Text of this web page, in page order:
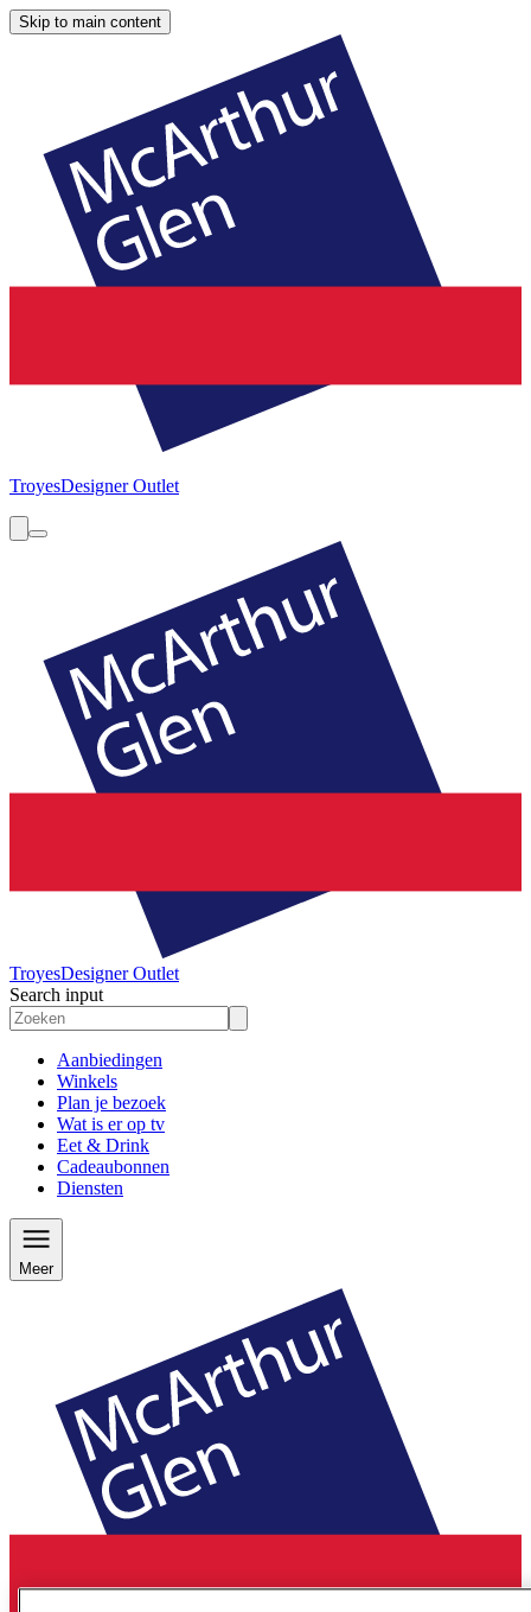
Skip to main content
TroyesDesigner Outlet
TroyesDesigner Outlet
Search input
Aanbiedingen
Winkels
Plan je bezoek
Wat is er op tv
Eet & Drink
Cadeaubonnen
Diensten
Meer